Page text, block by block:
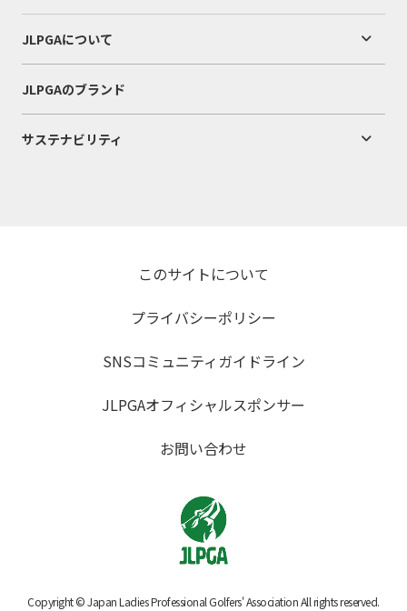
JLPGAについて
JLPGAのブランド
サステナビリティ
このサイトについて
プライバシーポリシー
SNSコミュニティガイドライン
JLPGAオフィシャルスポンサー
お問い合わせ
Copyright © Japan Ladies Professional Golfers' Association All rights reserved.